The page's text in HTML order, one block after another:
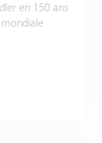
en 150 ans